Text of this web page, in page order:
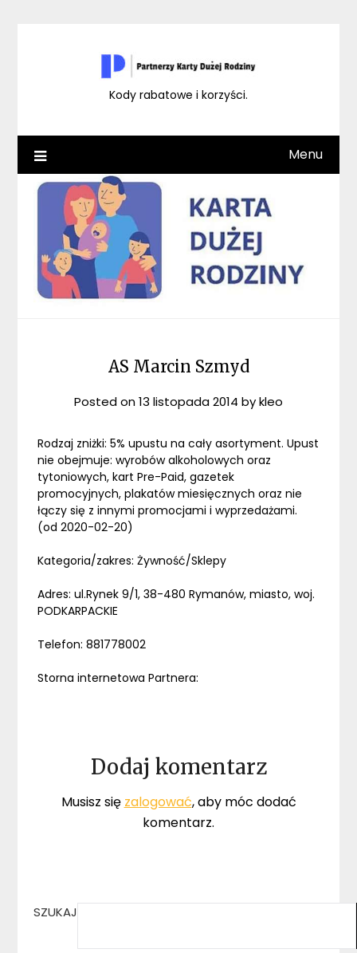
Kody rabatowe i korzyści.
Menu
AS Marcin Szmyd
Posted on13 listopada 2014 bykleo
Rodzaj zniżki: 5% upustu na cały asortyment. Upust
nie obejmuje: wyrobów alkoholowych oraz
tytoniowych, kart Pre-Paid, gazetek
promocyjnych, plakatów miesięcznych oraz nie
łączy się z innymi promocjami i wyprzedażami.
(od 2020-02-20)
Kategoria/zakres: Żywność/Sklepy
Adres: ul.Rynek 9/1, 38-480 Rymanów, miasto, woj.
PODKARPACKIE
Telefon: 881778002
Storna internetowa Partnera:
Dodaj komentarz
Musisz się zalogować, aby móc dodać
komentarz.
SZUKAJ